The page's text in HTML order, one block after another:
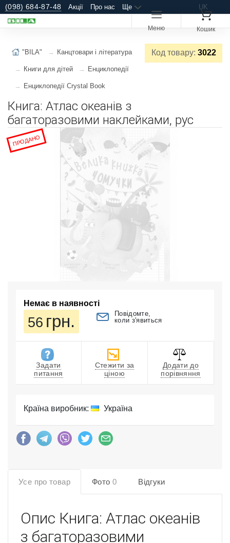
(098) 684-87-48 Акції Про нас Ще UK
Меню Кошик
Код товару: 3022
"BILA" Канцтовари і література
Книги для дітей Енциклопедії
Енциклопедії Crystal Book
Книга: Атлас океанів з
багаторазовими наклейками, рус
ПРОДАНО
Немає в наявності
56 грн.
Повідомте,
коли з'явиться
Задати
питання
Стежити за
ціною
Додати до
порівняння
Країна виробник: Україна
Усе про товар Фото 0 Відгуки
Опис Книга: Атлас океанів
з багаторазовими